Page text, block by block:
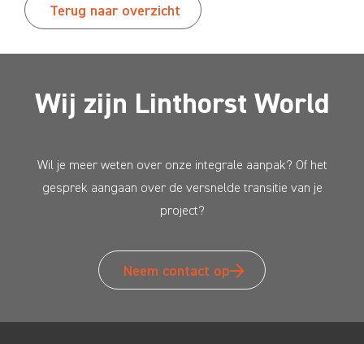
Terug naar overzicht
Wij zijn Linthorst World
Wil je meer weten over onze integrale aanpak? Of het
gesprek aangaan over de versnelde transitie van je
project?
Neem contact op